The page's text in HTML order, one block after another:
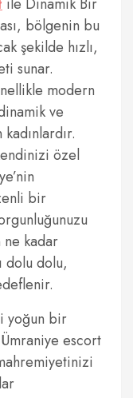
bölgenin bu
şekilde hızlı,
sunar.
modern
ve
özel
bir
ne kadar
dolu dolu,
yoğun bir
escort